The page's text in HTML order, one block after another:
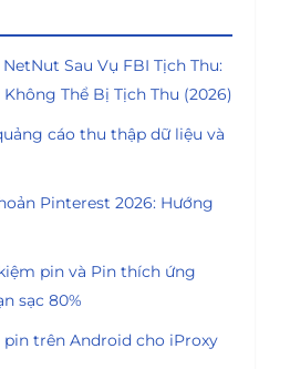
Sau Vụ FBI Tịch Thu:
Thể Bị Tịch Thu (2026)
cáo thu thập dữ liệu và
Pinterest 2026: Hướng
pin và Pin thích ứng
sạc 80%
trên Android cho iProxy